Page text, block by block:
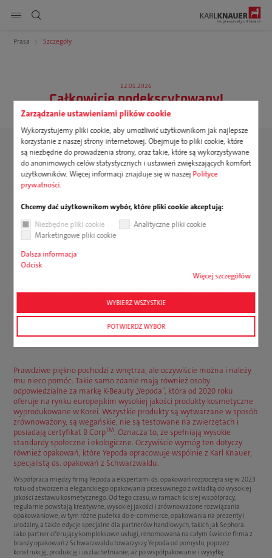
Zarządzanie ustawieniami plików cookie
Wykorzystujemy pliki cookie, aby umożliwić użytkownikom jak najlepsze
korzystanie z naszej strony internetowej. Obejmuje to pliki cookie, które
są niezbędne do prowadzenia strony, oraz takie, które są wykorzystywane
do anonimowych celów statystycznych i ustawień zwiększających komfort
użytkowników. Więcej informacji znajduje się w naszej Polityce
prywatności.
Chcemy dać użytkownikom wybór, które pliki cookie akceptują:
Niezbędne pliki cookie
Analityczne pliki cookie
Marketingowe pliki cookie
Dalsza informacja
Odcisk
Więcej szczegółów
WYBIERZ WSZYSTKIE
POTWIERDŹ WYBÓR
Pokaż nawigację strony
Usługi
Zrównoważony rozwój
Kariera
Firma
Do pobrania
Prasa Szczegóły
12.01.2026
Całkowicie podekscytowany!
Opakowania, które budzą emocje
Prawdziwe piękno pochodzi z wnętrza, ale oczywiście można i należy
mu nieco pomóc. Takie samo zdanie mają również osoby
odpowiedzialne za markę K-Beauty „Yepoda”, która od 2020 roku
oferuje na rynku europejskim wysokiej jakości produkty kosmetyczne
wyprodukowane w Korei. Wszystkie produkty są wytwarzane w sposób
zrównoważony, są wegańskie, nie są testowane na zwierzętach i
posiadają certyfikat B CorpTM. Oznacza to, że spełniają wysokie
standardy społeczne i ekologiczne. Oczywiście wymóg ten dotyczy
również opakowań, które Yepoda opracowuje wspólnie z Karl Knauer,
specjalistą ds. opakowań z Schwarzwaldu.
Współpraca między firmą Yepoda a ekspertami ds. opakowań rozpoczęła się w 2023
roku od stworzenia eleganckiego opakowania przesuwnego z wkładką do wysokiej
jakości zestawu kosmetycznego. Od tego czasu, w ramach ścisłej współpracy,
regularnie powstają kreatywne, wysokiej jakości i zrównoważone rozwiązania
opakowaniowe, w tym różne pudełka do e-commerce, opakowania na prezenty i
urodziny, a także edycje specjalne dla partnerów handlowych, takich jak Sephora.
Jako partner oferujący kompleksowe usługi, renomowana na całym świecie firma z
branży opakowań z Schwarzwaldu towarzyszy Yepoda od pomysłu, poprzez
konstrukcję, produkcję i uszlachetnianie, aż po współpakowanie i wysyłkę.